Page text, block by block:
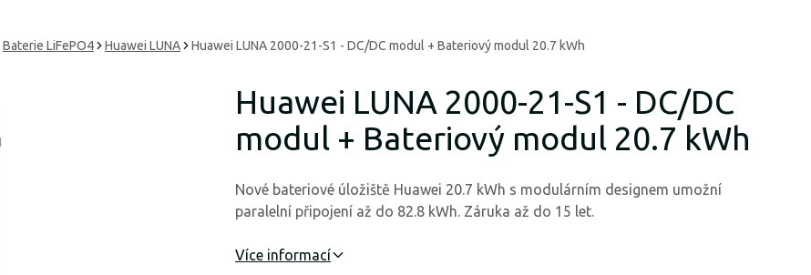
Baterie LiFePO4 Huawei LUNA Huawei LUNA 2000-21-S1 - DC/DC modul + Bateriový modul 20.7 kWh
Huawei LUNA 2000-21-S1 - DC/DC
modul + Bateriový modul 20.7 kWh
Nové bateriové úložiště Huawei 20.7 kWh s modulárním designem umožní
paralelní připojení až do 82.8 kWh. Záruka až do 15 let.
Více informací